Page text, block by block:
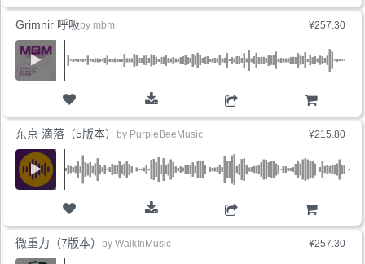
购物车
¥257.30
购物车
Grimnir 呼吸 by mbm
¥215.80
购物车
东京 滴落（5版本） by PurpleBeeMusic
¥257.30
微重力（7版本） by WalkInMusic